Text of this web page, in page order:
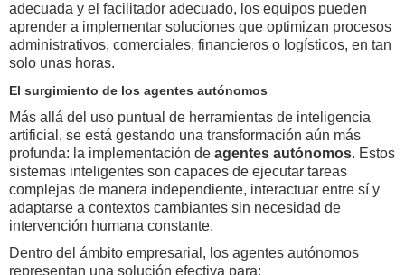
adecuada y el facilitador adecuado, los equipos pueden
aprender a implementar soluciones que optimizan procesos
administrativos, comerciales, financieros o logísticos, en tan
solo unas horas.
El surgimiento de los agentes autónomos
Más allá del uso puntual de herramientas de inteligencia
artificial, se está gestando una transformación aún más
profunda: la implementación de agentes autónomos. Estos
sistemas inteligentes son capaces de ejecutar tareas
complejas de manera independiente, interactuar entre sí y
adaptarse a contextos cambiantes sin necesidad de
intervención humana constante.
Dentro del ámbito empresarial, los agentes autónomos
representan una solución efectiva para: